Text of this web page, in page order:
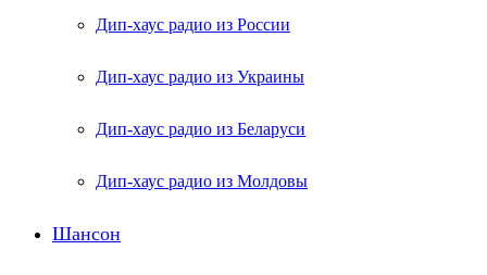
Дип-хаус радио из России
Дип-хаус радио из Украины
Дип-хаус радио из Беларуси
Дип-хаус радио из Молдовы
Шансон